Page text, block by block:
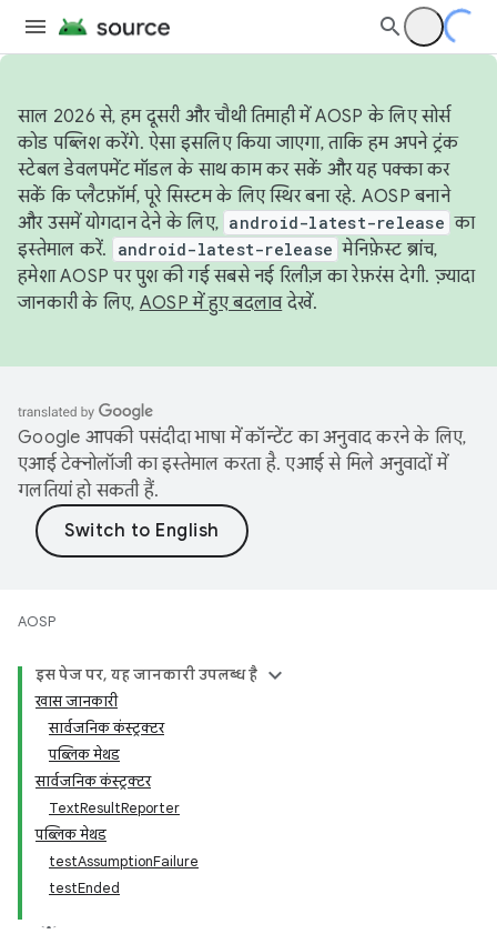
साल 2026 से, हम दूसरी और चौथी तिमाही में AOSP के लिए सोर्स
कोड पब्लिश करेंगे. ऐसा इसलिए किया जाएगा, ताकि हम अपने ट्रंक
स्टेबल डेवलपमेंट मॉडल के साथ काम कर सकें और यह पक्का कर
सकें कि प्लैटफ़ॉर्म, पूरे सिस्टम के लिए स्थिर बना रहे. AOSP बनाने
और उसमें योगदान देने के लिए, android-latest-release का
इस्तेमाल करें.
android-latest-release मेनिफ़ेस्ट ब्रांच,
हमेशा AOSP पर पुश की गई सबसे नई रिलीज़ का रेफ़रंस देगी. ज़्यादा
जानकारी के लिए, AOSP में हुए बदलावदेखें.
Google आपकी पसंदीदा भाषा में कॉन्टेंट का अनुवाद करने के लिए,
एआई टेक्नोलॉजी का इस्तेमाल करता है. एआई से मिले अनुवादों में
गलतियां हो सकती हैं.
AOSP
इस पेज पर, यह जानकारी उपलब्ध है
खास जानकारी
सार्वजनिक कंस्ट्रक्टर
पब्लिक मेथड
सार्वजनिक कंस्ट्रक्टर
TextResultReporter
पब्लिक मेथड
testAssumptionFailure
testEnded